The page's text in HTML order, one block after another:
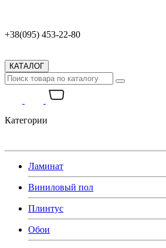
+38(095) 453-22-80
КАТАЛОГ
Категории
Ламинат
Виниловый пол
Плинтус
Обои